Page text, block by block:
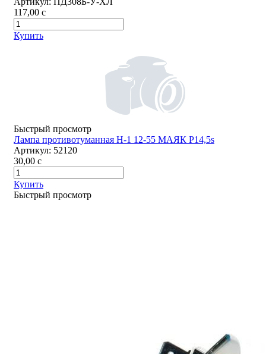
117,00 c
Купить
Быстрый просмотр
Лампа противотуманная H-1 12-55 МАЯК P14,5s
Артикул: 52120
30,00 c
Купить
Быстрый просмотр